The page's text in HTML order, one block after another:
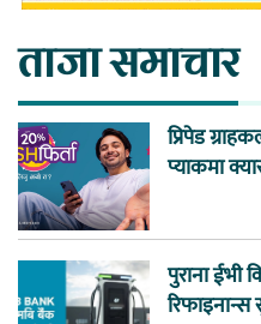
ताजा समाचार
प्रिपेड
प्याकमा
पुराना ईभी
रिफाइनान्स